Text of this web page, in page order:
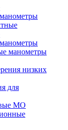
манометры
низких
для
МО